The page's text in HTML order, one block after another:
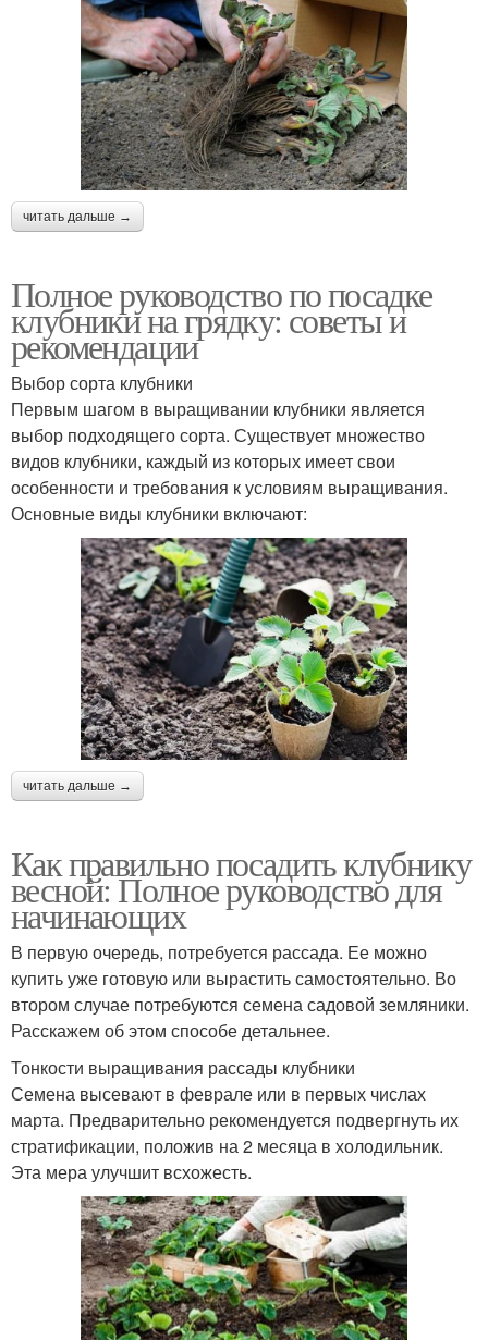
читать дальше →
Полное руководство по посадке
клубники на грядку: советы и
рекомендации
Выбор сорта клубники
Первым шагом в выращивании клубники является
выбор подходящего сорта. Существует множество
видов клубники, каждый из которых имеет свои
особенности и требования к условиям выращивания.
Основные виды клубники включают:
читать дальше →
Как правильно посадить клубнику
весной: Полное руководство для
начинающих
В первую очередь, потребуется рассада. Ее можно
купить уже готовую или вырастить самостоятельно. Во
втором случае потребуются семена садовой земляники.
Расскажем об этом способе детальнее.
Тонкости выращивания рассады клубники
Семена высевают в феврале или в первых числах
марта. Предварительно рекомендуется подвергнуть их
стратификации, положив на 2 месяца в холодильник.
Эта мера улучшит всхожесть.